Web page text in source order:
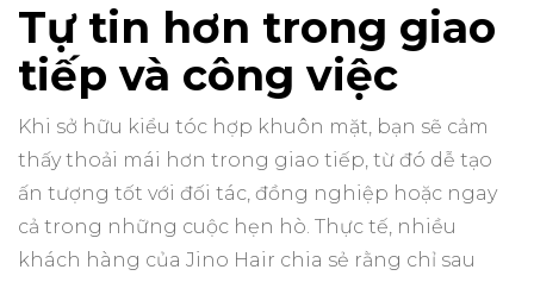
Tự tin hơn trong giao
tiếp và công việc
Khi sở hữu kiểu tóc hợp khuôn mặt, bạn sẽ cảm
thấy thoải mái hơn trong giao tiếp, từ đó dễ tạo
ấn tượng tốt với đối tác, đồng nghiệp hoặc ngay
cả trong những cuộc hẹn hò. Thực tế, nhiều
khách hàng của Jino Hair chia sẻ rằng chỉ sau